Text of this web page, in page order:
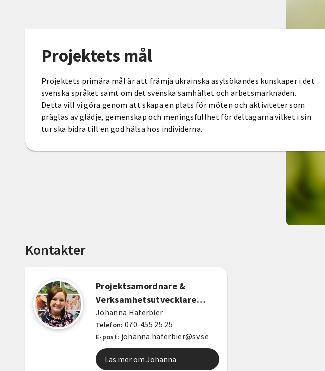
Projektets mål
Projektets primära mål är att främja ukrainska asylsökandes kunskaper i det
svenska språket samt om det svenska samhället och arbetsmarknaden.
Detta vill vi göra genom att skapa en plats för möten och aktiviteter som
präglas av glädje, gemenskap och meningsfullhet för deltagarna vilket i sin
tur ska bidra till en god hälsa hos individerna.
Kontakter
Projektsamordnare &
Verksamhetsutvecklare
Nybro, Emmaboda & Torsås
kommun
Johanna Haferbier
Telefon: 070-455 25 25
E-post: johanna.haferbier@sv.se
Läs mer om Johanna